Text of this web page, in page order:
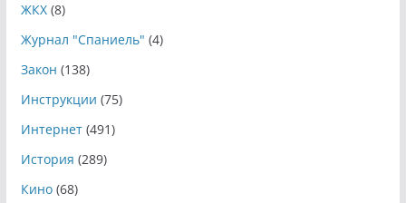
ЖКХ(8)
Журнал "Спаниель" (4)
Закон (138)
Инструкции (75)
Интернет(491)
История (289)
Кино(68)